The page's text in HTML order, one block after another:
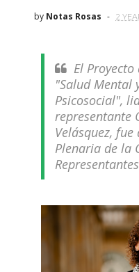
by Notas Rosas 2
El
"Salud Mental
Psicosocial",
representante
Velásquez,
Plenaria de la
Representantes